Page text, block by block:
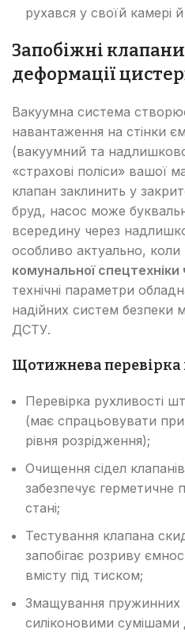
рухався у своїй камері
Запобіжні
деформації
Вакуумна система
навантаження на стінки
(вакуумний та
«страхові поліси» вашої
клапан заклинить у
бруд, насос може
всередину через
особливо актуально,
комунальної
технічні параметри
надійних систем безпеки
ДСТУ.
Щотижнева перевірка
Перевірка рухливості
(має спрацьовувати при
рівня розрідження);
Очищення сідел
забезпечує герметичне
стані;
Тестування клапана
запобігає розриву
вмісту під тиском;
Змащування пружинних
силіконовими сумішами